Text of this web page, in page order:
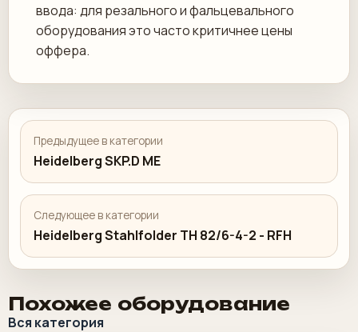
ввода: для резального и фальцевального
оборудования это часто критичнее цены
оффера.
Предыдущее в категории
Heidelberg SKP.D ME
Следующее в категории
Heidelberg Stahlfolder TH 82/6-4-2 - RFH
Похожее оборудование
Вся категория